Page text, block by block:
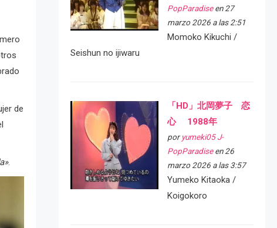
de
.
PopParadiseen 27
marzo 2026 a las 2:51
Momoko Kikuchi /
Seishun no ijiwaru
「HD」北岡夢子 恋
心 1988年
por yumeki05 J-
PopParadiseen 26
marzo 2026 a las 3:57
Yumeko Kitaoka /
Koigokoro